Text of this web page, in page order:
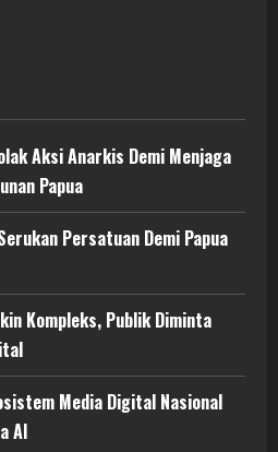
Aksi Anarkis Demi Menjaga
Papua
Persatuan Demi Papua
Kompleks, Publik Diminta
Media Digital Nasional
AI